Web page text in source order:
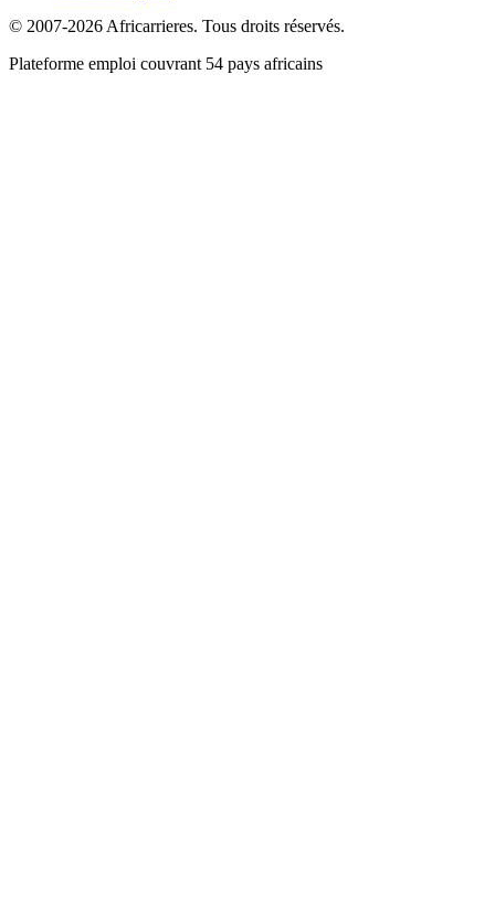
© 2007-2026 Africarrieres. Tous droits réservés.
Plateforme emploi couvrant 54 pays africains